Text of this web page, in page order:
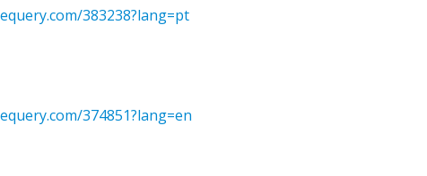
383238?lang=pt
374851?lang=en